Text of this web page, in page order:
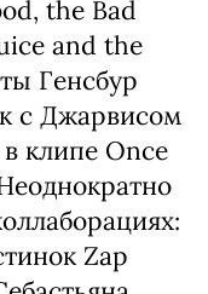
the Bad
and the
Генсбур
с Джарвисом
клипе Once
Zap